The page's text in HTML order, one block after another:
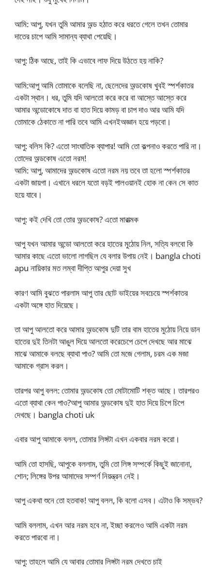
আমি: আপু, যখন তুমি আমার অন্ড হঠাত করে ধরতে গেলে তখন তোমার
দাতের চাপে আমি সামান্য ব্যাথা পেয়েছি।
আপু: ঠিক আছে, তাই কি এভাবে লাফ দিয়ে উঠতে হয় নাকি?
আমি:আপু আমি তোমাকে বলেছি না, ছেলেদের অন্ডকোষ খুবই স্পর্শকাতর
একটা স্থান। ধর, তুমি যদি আলতো করে করে বা আস্তে আস্তে করে
আমার অন্ডোকোষে দাত বা হাত দিয়ে কামড় বা চাপ দাও আর আমি যদি
তোমাকে ঠেকাতে না পারি তবে আমি এখনইঅজ্ঞান হয়ে পড়বো।
আপু: বলিস কি? এতো সাংঘাতিক ব্যাপার! আমি তো কল্পনাও করতে পারি না।
তোদের অন্ডকোষ এতো নরম!
আমি: আপু, আমাদের অন্ডকোষ এতো নরম নয় তবে তা হলো স্পর্শকাতর
একটা জায়গা। এখানে ধরলে যতো বড়ই পালওয়ানই হোক না কেন সে কাত
হয়ে যাবে।
আপু: কই দেখি তো তোর অন্ডকোষ? এতো মারাত্মক
আপু যখন আমার অন্ডো আলতো করে হাতের মুঠোয় নিল, সত্যি বলবো কি
আমার কাছে এতো ভালো লাগছিল যে বলার উপায় নেই। bangla choti
apu নায়িকার মত লম্বা দীপ্তি আপুর দেয়া সুখ
কারণ আমি বুঝতে পারলাম আপু তার ছোট ভাইয়ের সবচেয়ে স্পর্শকাতর
একটা অঙ্গে হাত দিয়েছে।
তা আপু আলতো করে আমার অন্ডকোষ দুটি তার বাম হাতের মুঠোয় নিয়ে ডান
হাতের দুই তিনটা আঙুল দিয়ে আলতো করেচেপে চেপে দেখছে আর মাঝে
মাঝে আমাকে বলছে ব্যাথা পাও? আমি তো মজে গেলাম, চরম এক মজা
আমাকে গ্রাস করল।
তারপর আপু বলল: তোমার অন্ডকোষ তো মোটামোটি শক্ত আছে। তারপরও
এতো ব্যাথা কেন পাও?আপু আমার অন্ডকোষ দুই হাত দিয়ে চিপে চিপে
দেখছে। bangla choti uk
এবার আপু আমাকে বলল, তোমার লিঙ্গটা এখন একবার নরম করো।
আমি তো হাসছি, আপুকে বললাম, তুমি তো লিঙ্গ সম্পর্কে কিছুই জানোনা,
শোন; লিঙ্গের উপর আমাদের সম্পর্ণ নিয়ন্ত্রন নেই।
আপু একথা শুনে তো হতবাক! আপু বলল, কি বলো এসব। এটাও কি সম্ভব?
আমি বললাম, এখন আর নরম হবে না, ইচ্ছা করলেও আমি একটা নরম
করতে পারবো না।
আপু: তাহলে আমি যে আবার তোমার লিঙ্গটা নরম দেখতে চাই